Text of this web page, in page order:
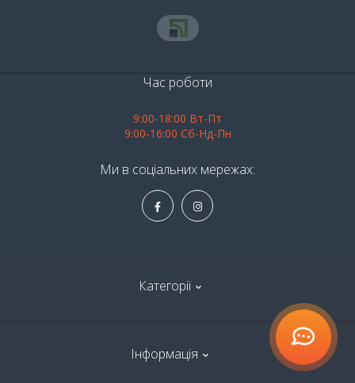
Категорії
Інформація
Час роботи
9:00-18:00 Вт-Пт
9:00-16:00 Сб-Нд-Пн
Ми в соціальних мережах: